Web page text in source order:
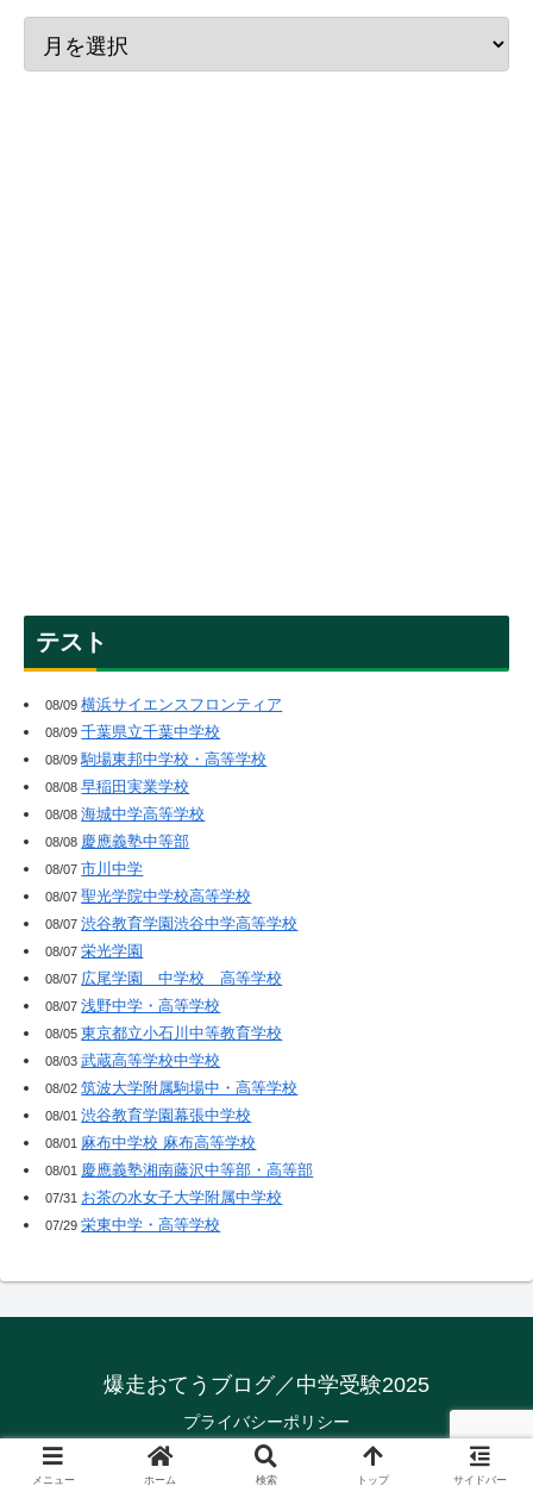
テスト
08/09横浜サイエンスフロンティア
08/09千葉県立千葉中学校
08/09駒場東邦中学校・高等学校
08/08早稲田実業学校
08/08海城中学高等学校
08/08 慶應義塾中等部
08/07 市川中学
08/07聖光学院中学校高等学校
08/07渋谷教育学園渋谷中学高等学校
08/07栄光学園
08/07 広尾学園 中学校 高等学校
08/07浅野中学・高等学校
08/05 東京都立小石川中等教育学校
08/03武蔵高等学校中学校
08/02筑波大学附属駒場中・高等学校
08/01渋谷教育学園幕張中学校
08/01 麻布中学校 麻布高等学校
08/01 慶應義塾湘南藤沢中等部・高等部
07/31 お茶の水女子大学附属中学校
07/29栄東中学・高等学校
爆走おてうブログ／中学受験2025
プライバシーポリシー
© 2018-2026 爆走おてうブログ／中学受験2025.
メニュー ホーム 検索 トップ サイドバー